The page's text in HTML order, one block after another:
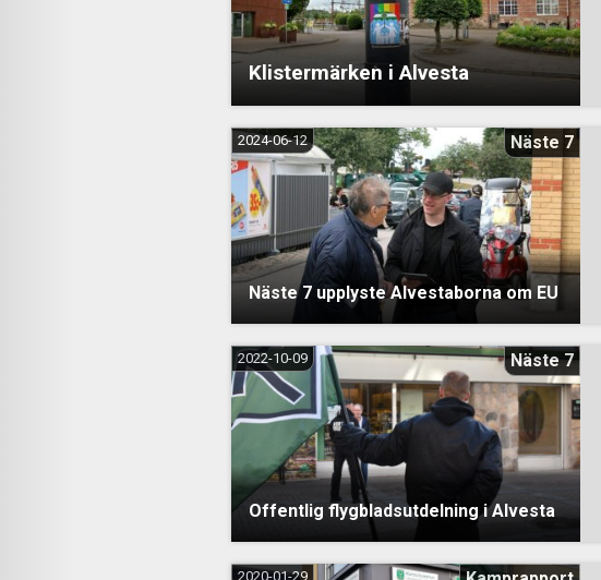
Klistermärken i Alvesta
Näste 7 upplyste Alvestaborna om EU
2024-06-12
Näste 7
Offentlig flygbladsutdelning i Alvesta
2022-10-09
Näste 7
2020-01-29